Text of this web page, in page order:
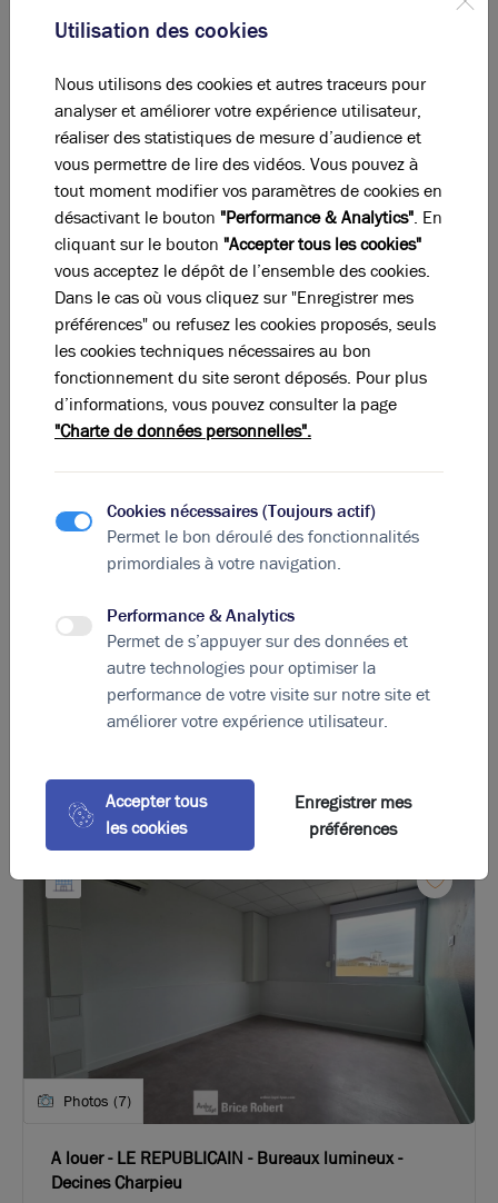
R + 4
- Parking
- Parking
Total
Eléments affichés non contractuels
DPE & GES
B C D E F G
Diagnostic de performance énergétique
Diagnostic DPE en cours
B C D E F G
Diagnostic GES en cours
La perle rare pour votreprojet immobilier
Photos (7)
A louer - LE REPUBLICAIN - Bureaux lumineux -
Decines Charpieu
Utilisation des cookies
Nous utilisons des cookies et autres traceurs pour
analyser et améliorer votre expérience utilisateur,
réaliser des statistiques de mesure d’audience et
vous permettre de lire des vidéos. Vous pouvez à
tout moment modifier vos paramètres de cookies en
désactivant le bouton "Performance & Analytics". En
cliquant sur le bouton "Accepter tous les cookies"
vous acceptez le dépôt de l’ensemble des cookies.
Dans le cas où vous cliquez sur "Enregistrer mes
préférences" ou refusez les cookies proposés, seuls
les cookies techniques nécessaires au bon
fonctionnement du site seront déposés. Pour plus
d’informations, vous pouvez consulter la page
"Charte de données personnelles".
Cookies nécessaires (Toujours actif)
Permet le bon déroulé des fonctionnalités
primordiales à votre navigation.
Performance & Analytics
Permet de s’appuyer sur des données et
autre technologies pour optimiser la
performance de votre visite sur notre site et
améliorer votre expérience utilisateur.
Accepter tous
les cookies
Enregistrer mes
préférences